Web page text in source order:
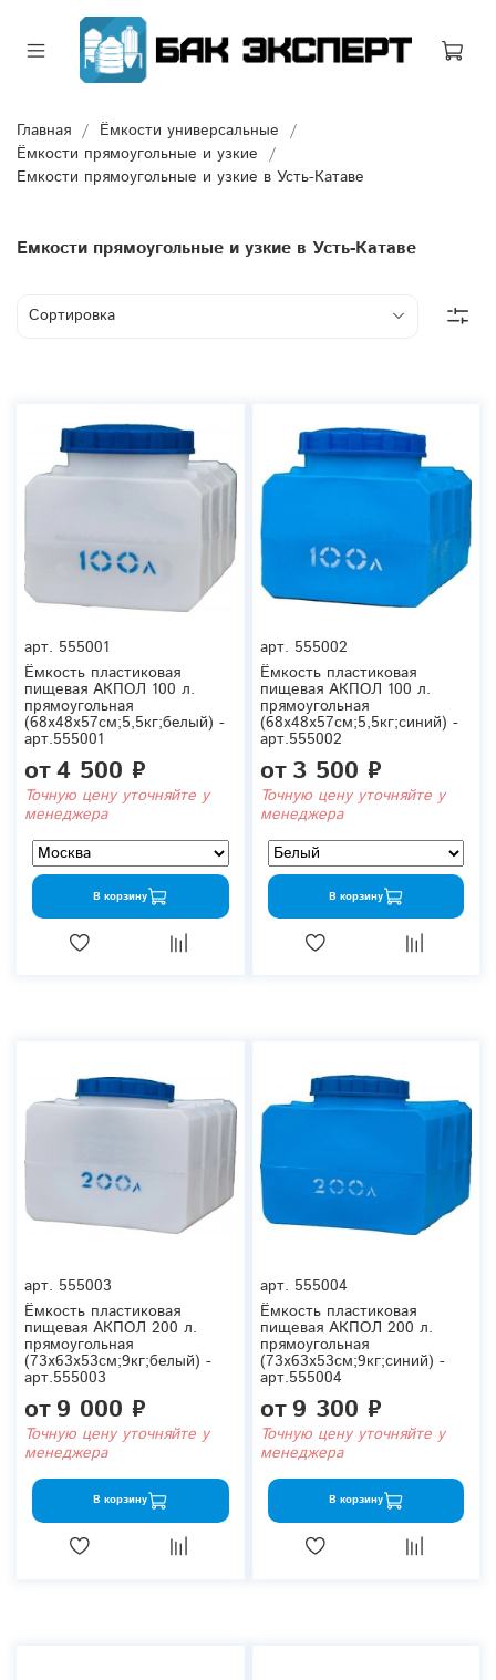
Главная
Ёмкости универсальные
Ёмкости прямоугольные и узкие
Емкости прямоугольные и узкие в Усть-Катаве
Емкости прямоугольные и узкие в Усть-Катаве
арт. 555001
Ёмкость пластиковая
пищевая АКПОЛ 100 л.
прямоугольная
(68x48x57см;5,5кг;белый) -
арт.555001
от4 500 ₽
Точную цену уточняйте у
менеджера
В корзину
арт. 555002
Ёмкость пластиковая
пищевая АКПОЛ 100 л.
прямоугольная
(68x48x57см;5,5кг;синий) -
арт.555002
от3 500 ₽
Точную цену уточняйте у
менеджера
В корзину
арт. 555003
Ёмкость пластиковая
пищевая АКПОЛ 200 л.
прямоугольная
(73x63x53см;9кг;белый) -
арт.555003
от9 000 ₽
Точную цену уточняйте у
менеджера
В корзину
арт. 555004
Ёмкость пластиковая
пищевая АКПОЛ 200 л.
прямоугольная
(73x63x53см;9кг;синий) -
арт.555004
от9 300 ₽
Точную цену уточняйте у
менеджера
В корзину